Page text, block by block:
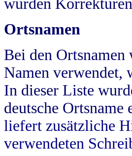
wurden
Ortsnamen
Bei den
Namen verwendet,
In dieser Liste
deutsche Ortsname
liefert zusätzliche
verwendeten